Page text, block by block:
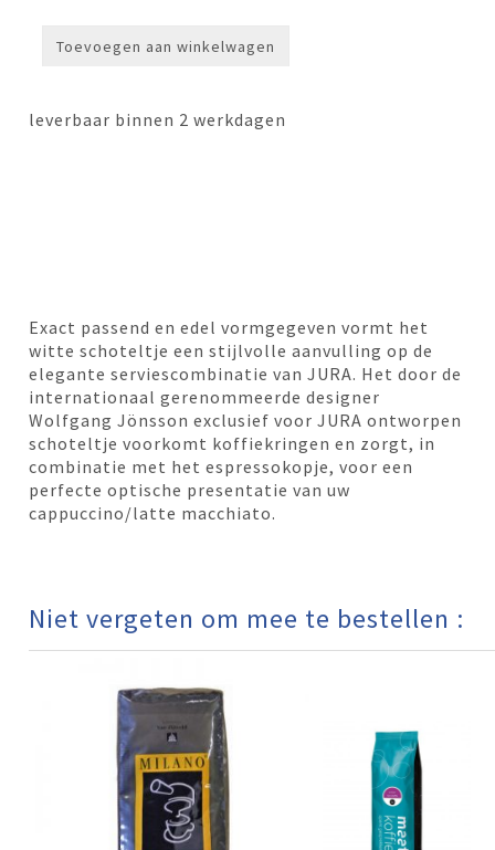
Toevoegen aan winkelwagen
leverbaar binnen 2 werkdagen
Exact passend en edel vormgegeven vormt het
witte schoteltje een stijlvolle aanvulling op de
elegante serviescombinatie van JURA. Het door de
internationaal gerenommeerde designer
Wolfgang Jönsson exclusief voor JURA ontworpen
schoteltje voorkomt koffiekringen en zorgt, in
combinatie met het espressokopje, voor een
perfecte optische presentatie van uw
cappuccino/latte macchiato.
Niet vergeten om mee te bestellen :